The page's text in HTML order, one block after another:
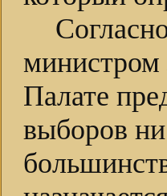
министром
Палате
выборов